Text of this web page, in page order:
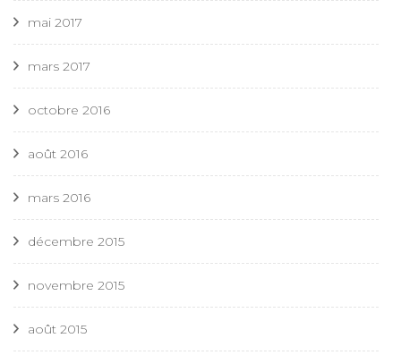
mai 2017
mars 2017
octobre 2016
août 2016
mars 2016
décembre 2015
novembre 2015
août 2015